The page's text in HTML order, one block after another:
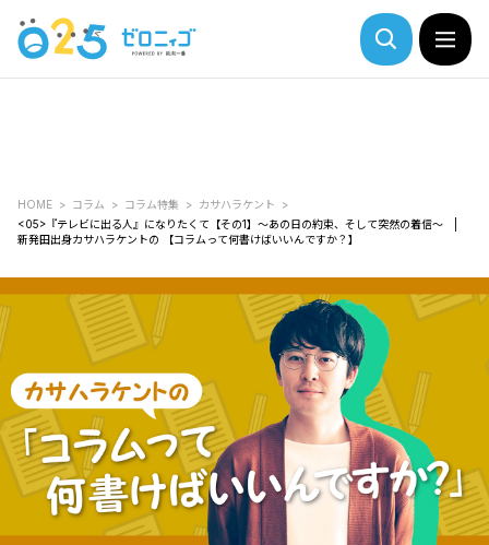
HOME コラム コラム特集
カサハラケント
<05>『テレビに出る人』になりたくて【その1】～あの日の約束、そして突然の着信～ |
新発田出身カサハラケントの 【コラムって何書けばいいんですか？】